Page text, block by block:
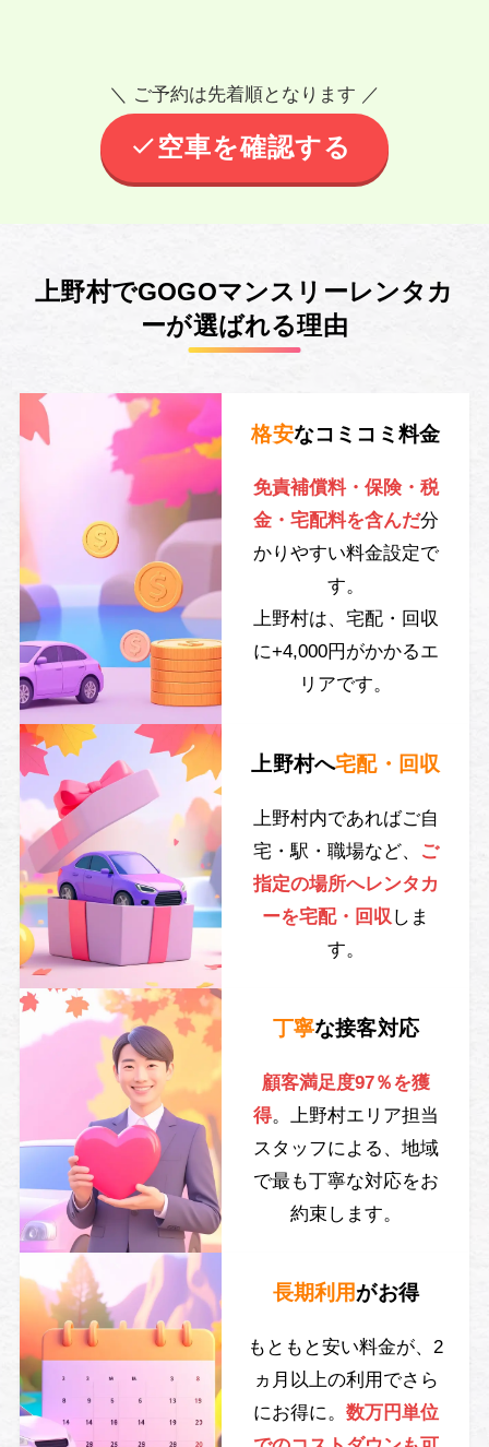
＼ ご予約は先着順となります ／
空車を確認する
上野村でGOGOマンスリーレンタカ
ーが選ばれる理由
格安なコミコミ料金
免責補償料・保険・税
金・宅配料を含んだ分
かりやすい料金設定で
す。
上野村は、宅配・回収
に+4,000円がかかるエ
リアです。
上野村へ宅配・回収
上野村内であればご自
宅・駅・職場など、
ご
指定の場所へレンタカ
ーを宅配・回収 しま
す。
丁寧な接客対応
顧客満足度97％を獲
得。上野村エリア担当
スタッフによる、地域
で最も丁寧な対応をお
約束します。
長期利用がお得
もともと安い料金が、2
ヵ月以上の利用でさら
にお得に。 数万円単位